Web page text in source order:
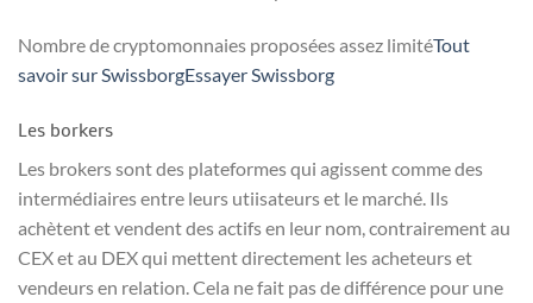
Nombre de cryptomonnaies proposées assez limitéTout
savoir sur SwissborgEssayer Swissborg
Les borkers
Les brokers sont des plateformes qui agissent comme des
intermédiaires entre leurs utiisateurs et le marché. Ils
achètent et vendent des actifs en leur nom, contrairement au
CEX et au DEX qui mettent directement les acheteurs et
vendeurs en relation. Cela ne fait pas de différence pour une